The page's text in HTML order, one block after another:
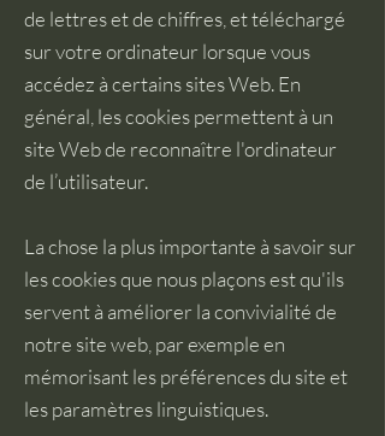
de lettres et de chiffres, et téléchargé
sur votre ordinateur lorsque vous
accédez à certains sites Web. En
général, les cookies permettent à un
site Web de reconnaître l'ordinateur
de l’utilisateur.
La chose la plus importante à savoir sur
les cookies que nous plaçons est qu'ils
servent à améliorer la convivialité de
notre site web, par exemple en
mémorisant les préférences du site et
les paramètres linguistiques.